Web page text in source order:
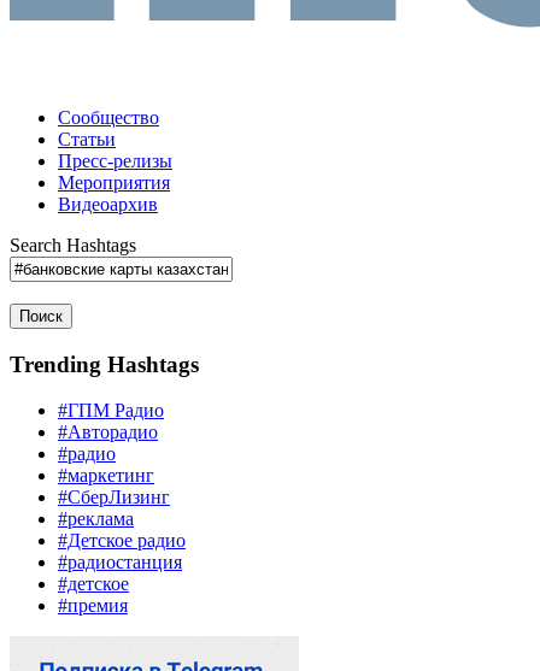
Сообщество
Статьи
Пресс-релизы
Мероприятия
Видеоархив
Search Hashtags
Поиск
Trending Hashtags
#ГПМ Радио
#Авторадио
#радио
#маркетинг
#СберЛизинг
#реклама
#Детское радио
#радиостанция
#детское
#премия